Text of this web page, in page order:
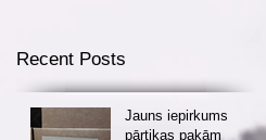
Recent Posts
Jauns iepirkums
pārtikas pakām